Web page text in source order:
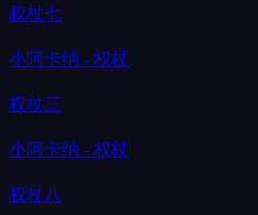
权杖七
小阿卡纳 - 权杖
权杖三
小阿卡纳 - 权杖
权杖八